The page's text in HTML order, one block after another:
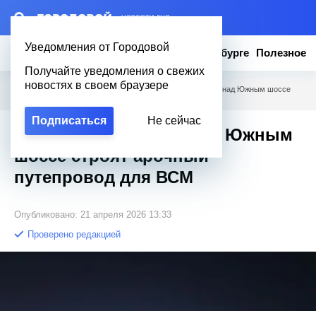
– НОВОСТИ ДНЯ
Уведомления от Городовой
Получайте уведомления о свежих
новостях в своем браузере
Подписаться Не сейчас
Новости Эксклюзив Вопросы о Петербурге Полезное
Городовой Новости Петербурга / Полет на 50 метров: над Южным шоссе
Полет на 50 метров: над Южным
шоссе строят арочный
путепровод для ВСМ
Опубликовано: 21 апреля 2026 13:33
Проверено редакцией